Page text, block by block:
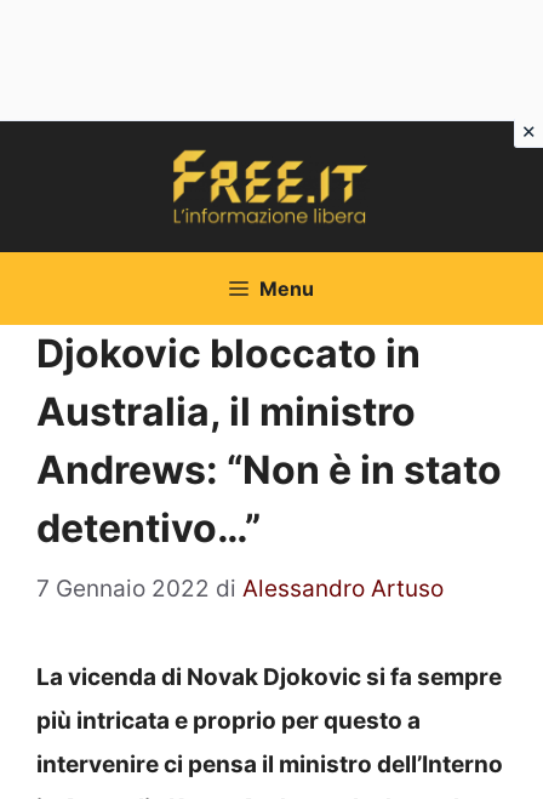
Menu
Djokovic bloccato in
Australia, il ministro
Andrews: “Non è in stato
detentivo…”
7 Gennaio 2022 di Alessandro Artuso
La vicenda di Novak Djokovic si fa sempre
più intricata e proprio per questo a
intervenire ci pensa il ministro dell’Interno